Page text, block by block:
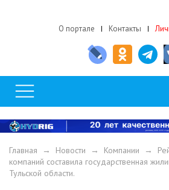
О портале Контакты
Главная → Новости → Компании →
компаний составила государственная
Тульской области.